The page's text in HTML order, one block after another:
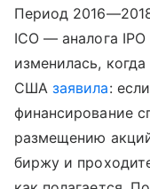
Период
ICO — аналога
изменилась,
СШАзаявила:
финансирование
размещению
биржу и